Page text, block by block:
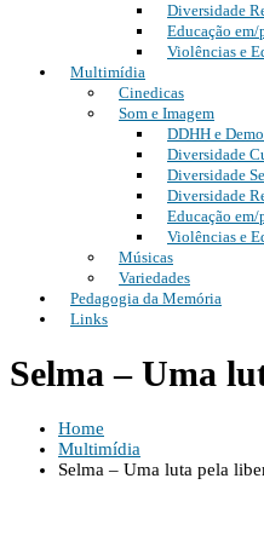
Diversidade
Educação
Violências e
Multimídia
Cinedicas
Som e Imagem
DDHH e
Diversidade
Diversidade
Diversidade
Educação
Violências e
Músicas
Variedades
Pedagogia da Memória
Links
Selma – Uma
Home
Multimídia
Selma – Uma luta pela